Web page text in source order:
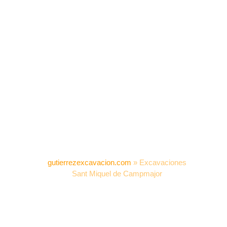
gutierrezexcavacion.com » Excavaciones
Sant Miquel de Campmajor